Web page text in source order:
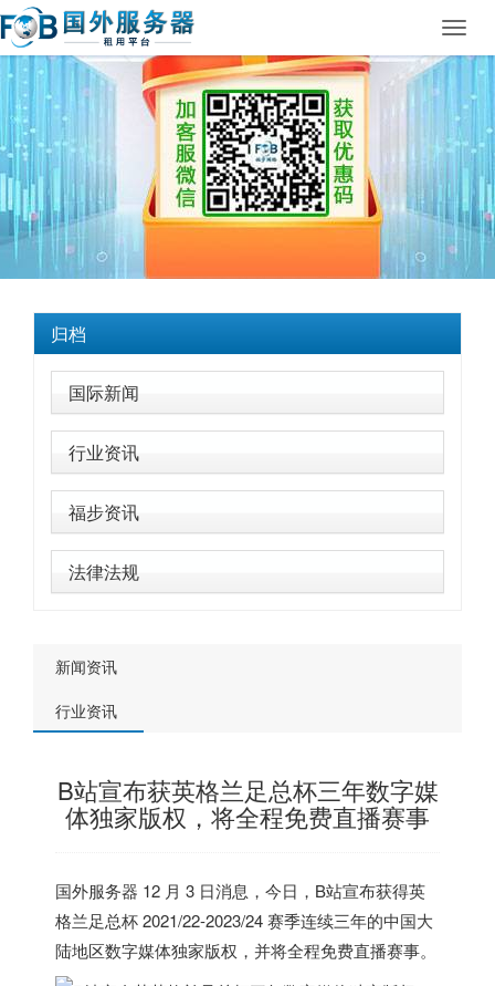
归档
国际新闻
行业资讯
福步资讯
法律法规
新闻资讯
行业资讯
B站宣布获英格兰足总杯三年数字媒
体独家版权，将全程免费直播赛事
国外服务器 12 月 3 日消息，今日，B站宣布获得英
格兰足总杯 2021/22-2023/24 赛季连续三年的中国大
陆地区数字媒体独家版权 ，并将全程免费直播赛事。